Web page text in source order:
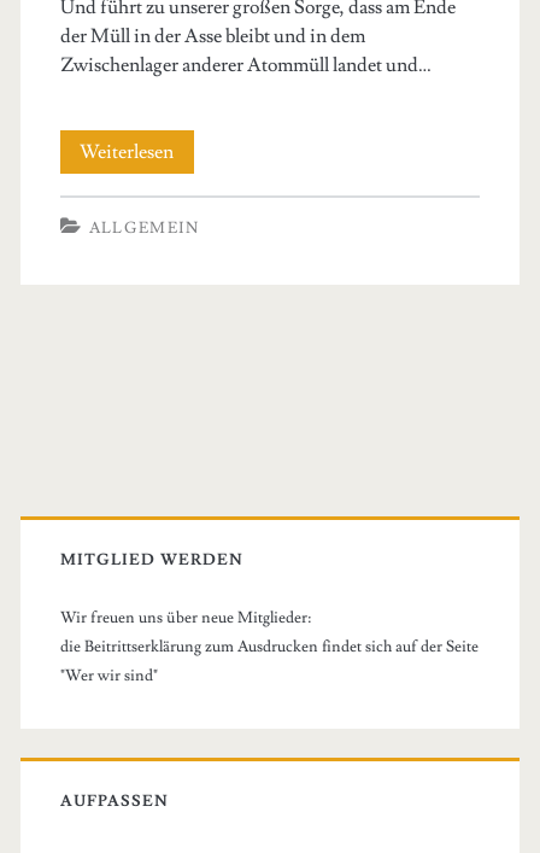
Und führt zu unserer großen Sorge, dass am Ende
der Müll in der Asse bleibt und in dem
Zwischenlager anderer Atommüll landet und…
WeiterlesenGenehmigung
zur
Rückholung
ALLGEMEIN
MITGLIED WERDEN
Wir freuen uns über neue Mitglieder:
die Beitrittserklärung zum Ausdrucken findet sich auf der Seite
"Wer wir sind"
AUFPASSEN